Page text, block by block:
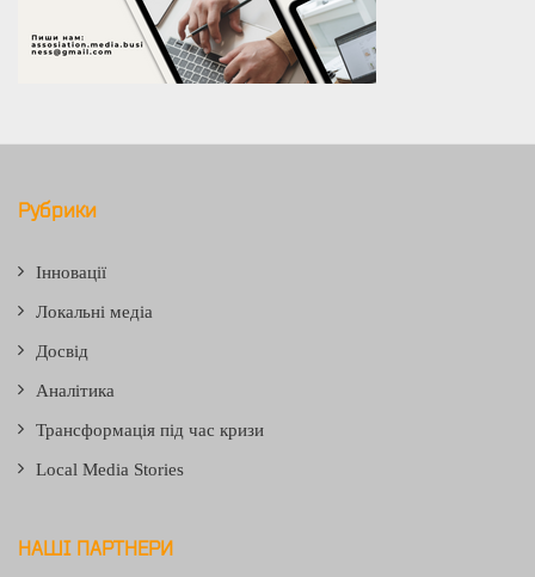
Рубрики
Інновації
Локальні медіа
Досвід
Аналітика
Трансформація під час кризи
Local Media Stories
НАШІ ПАРТНЕРИ